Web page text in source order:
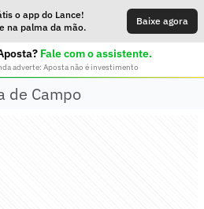
o app do Lance!
na palma da mão.
Baixe agora
Fale com o assistente.
adverte: Aposta não é investimento
de Campo